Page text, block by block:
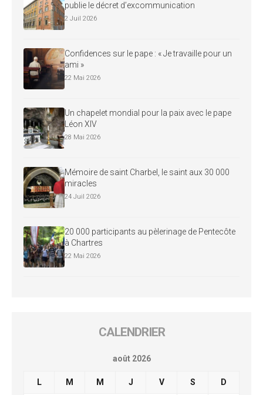
publie le décret d’excommunication
2 Juil 2026
Confidences sur le pape : « Je travaille pour un
ami »
22 Mai 2026
Un chapelet mondial pour la paix avec le pape
Léon XIV
28 Mai 2026
Mémoire de saint Charbel, le saint aux 30 000
miracles
24 Juil 2026
20 000 participants au pèlerinage de Pentecôte
à Chartres
22 Mai 2026
CALENDRIER
août 2026
L M M J V S D